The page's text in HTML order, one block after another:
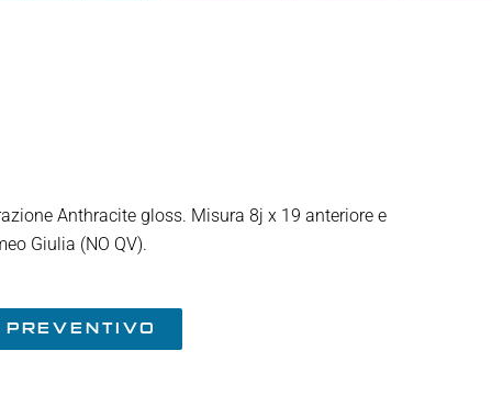
Anthracite gloss. Misura 8j x 19 anteriore e
Giulia (NO QV).